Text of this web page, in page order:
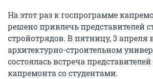
На этот раз к госпрограмме
решено привлечь представителей
стройотрядов. В пятницу, 3 апреля
архитектурно-строительном
состоялась встреча
капремонта со студентами.